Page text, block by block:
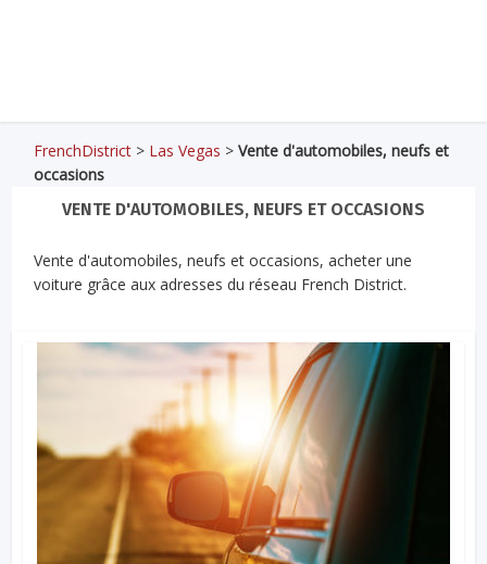
FrenchDistrict > Las Vegas >Vente d'automobiles, neufs et
occasions
VENTE D'AUTOMOBILES, NEUFS ET OCCASIONS
Vente d'automobiles, neufs et occasions, acheter une
voiture grâce aux adresses du réseau French District.